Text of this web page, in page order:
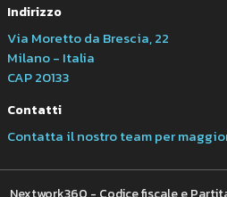
Indirizzo
Via Moretto da Brescia, 22
Milano - Italia
CAP 20133
Contatti
Contatta il nostro team per